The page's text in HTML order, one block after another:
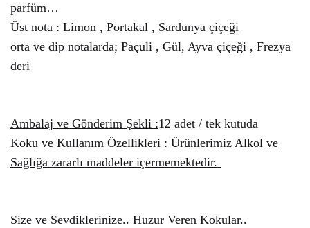
parfüm…
Üst nota : Limon , Portakal , Sardunya çiçeği
orta ve dip notalarda; Paçuli , Gül, Ayva çiçeği , Frezya
deri
Ambalaj ve Gönderim Şekli :12 adet / tek kutuda
Koku ve Kullanım Özellikleri : Ürünlerimiz Alkol ve
Sağlığa zararlı maddeler içermemektedir.
Size ve Sevdiklerinize.. Huzur Veren Kokular..